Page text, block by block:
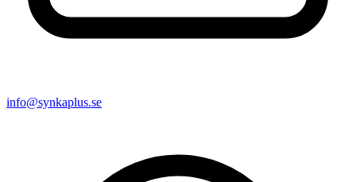
info@synkaplus.se